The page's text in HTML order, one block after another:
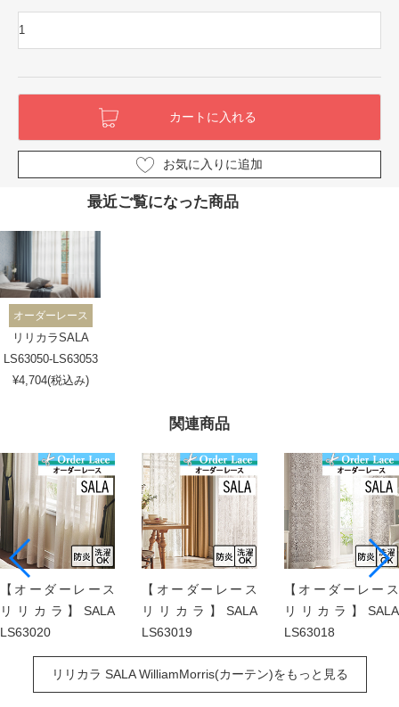
お気に入りに追加
関連商品
【オーダーレース
リリカラ】SALA
LS63020
【オーダーレース
リリカラ】SALA
LS63019
【オーダーレース
リリカラ】SALA
LS63018
リリカラ SALA WilliamMorris(カーテン)をもっと見る
最近ご覧になった商品
オーダーレース
リリカラSALA
LS63050-LS63053
¥4,704(税込み)